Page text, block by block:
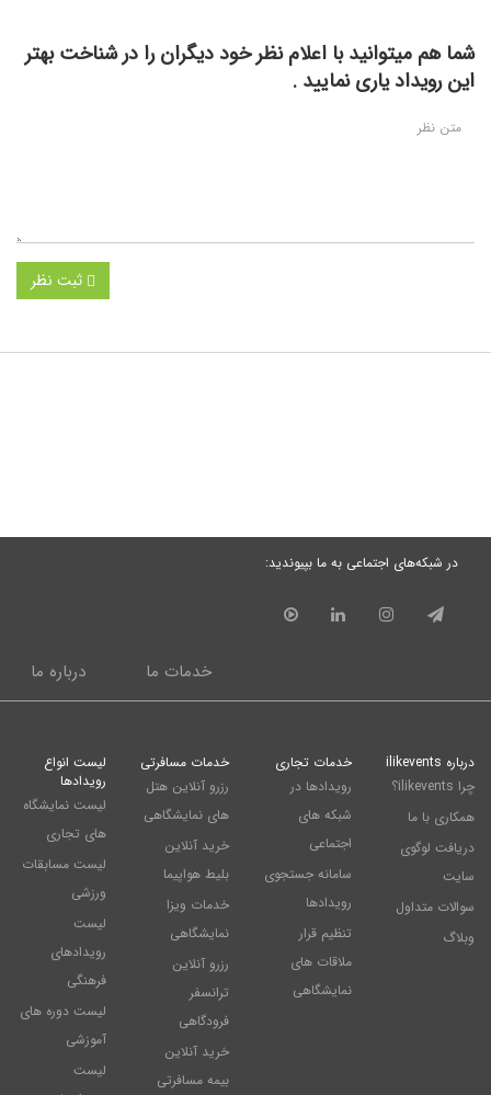
شما هم میتوانید با اعلام نظر خود دیگران را در شناخت بهتر
این رویداد یاری نمایید .
ثبت نظر
در شبکه‌های اجتماعی به ما بپیوندید:
درباره ما خدمات ما
درباره ilikevents
چرا ilikevents؟
همکاری با ما
دریافت لوگوی
سایت
سوالات متداول
وبلاگ
خدمات تجاری
رویدادها در
شبکه های
اجتماعی
سامانه جستجوی
رویدادها
تنظیم قرار
ملاقات های
نمایشگاهی
خدمات مسافرتی
رزرو آنلاین هتل
های نمایشگاهی
خرید آنلاین
بلیط هواپیما
خدمات ویزا
نمایشگاهی
رزرو آنلاین
ترانسفر
فرودگاهی
خرید آنلاین
بیمه مسافرتی
لیست انواع
رویدادها
لیست نمایشگاه
های تجاری
لیست مسابقات
ورزشی
لیست
رویدادهای
فرهنگی
لیست دوره های
آموزشی
لیست